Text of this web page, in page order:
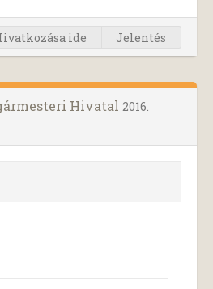
ide Jelentés
Hivatal 2016.